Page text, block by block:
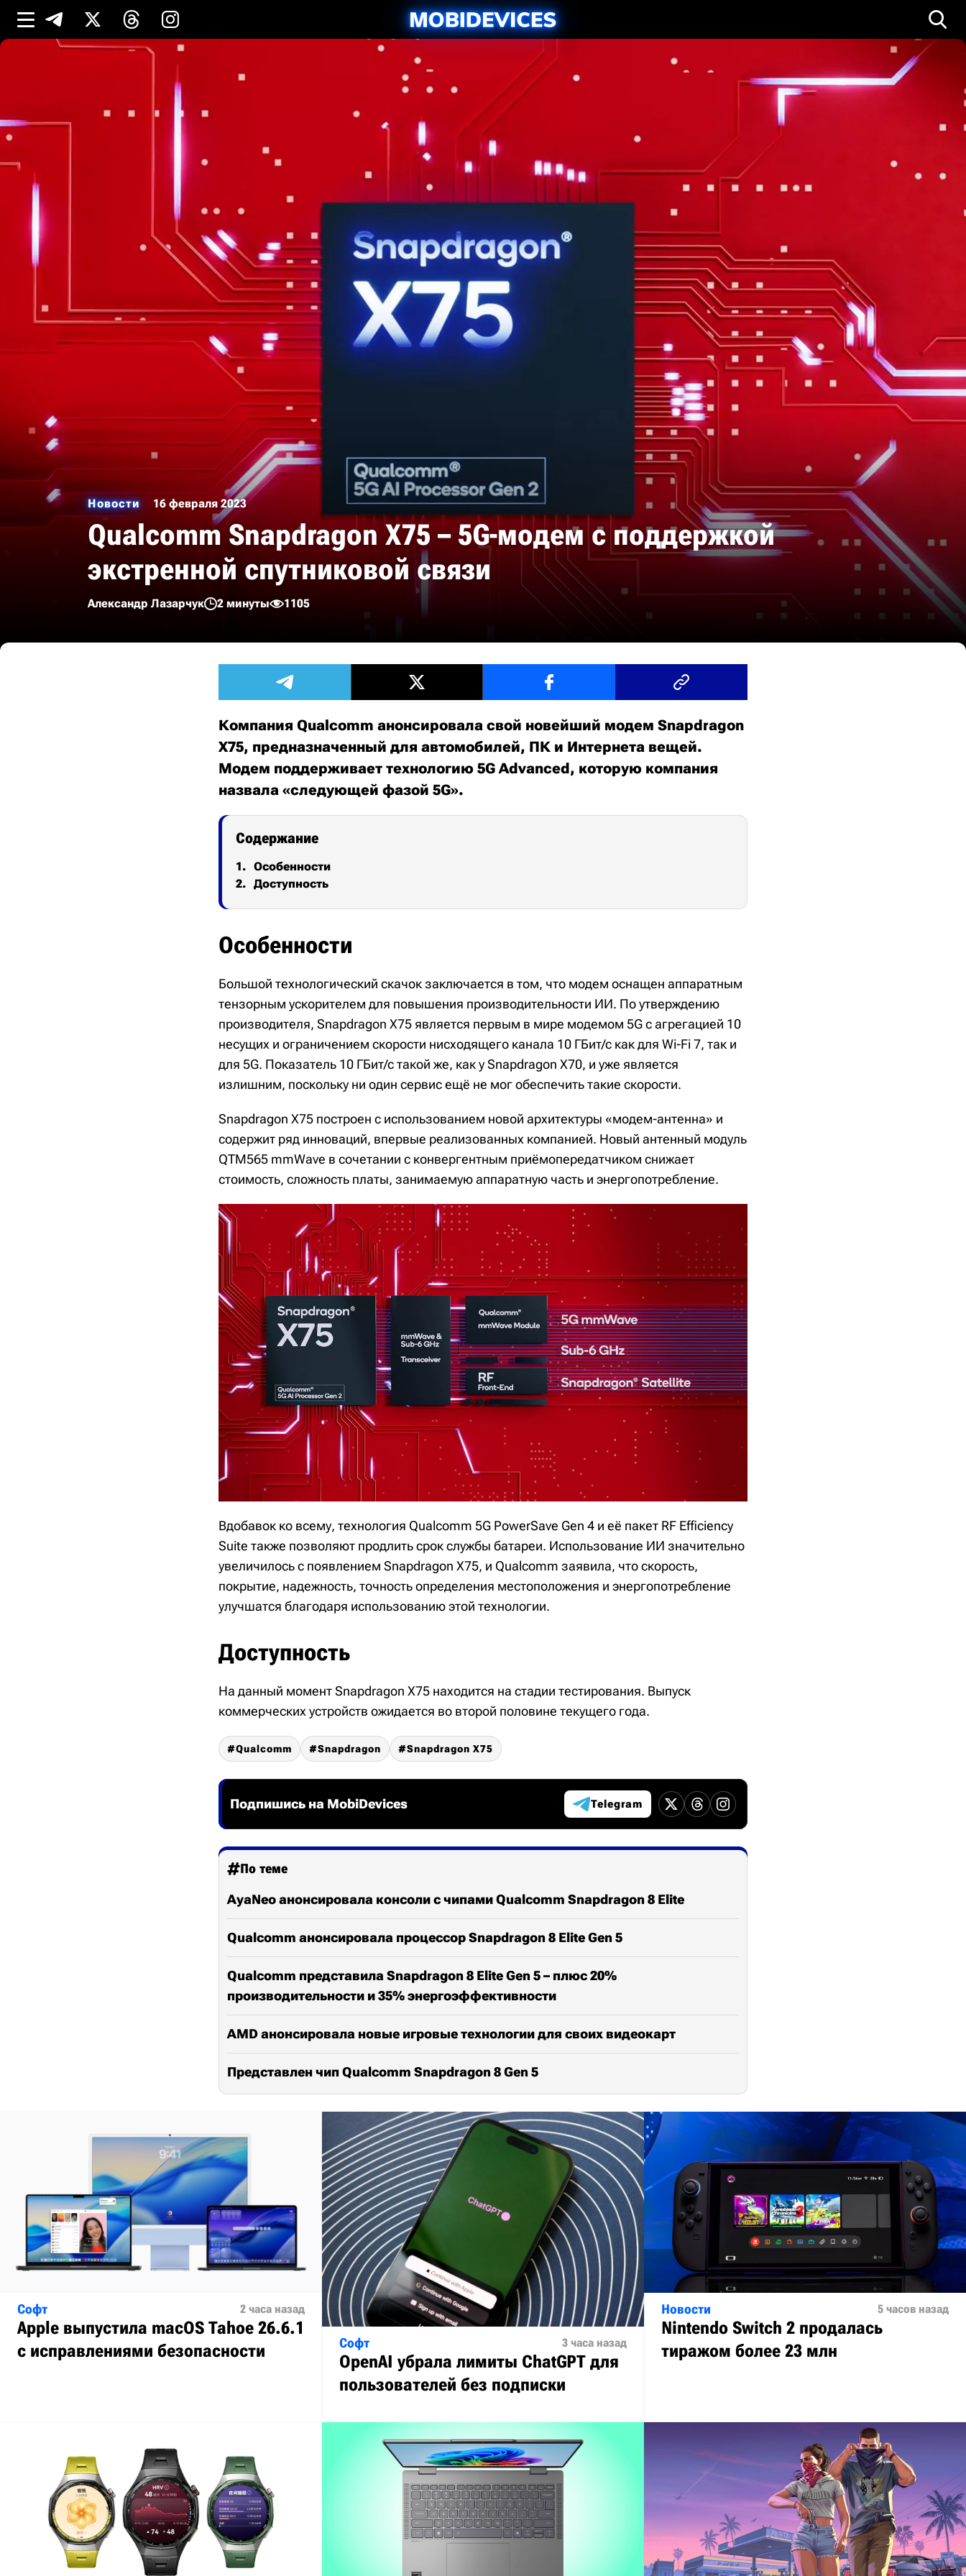
Новости 16 февраля 2023
Qualcomm Snapdragon X75 – 5G-модем с поддержкой
экстренной спутниковой связи
Александр Лазарчук 2 минуты 1105
Компания Qualcomm анонсировала свой новейший модем Snapdragon
X75, предназначенный для автомобилей, ПК и Интернета вещей.
Модем поддерживает технологию 5G Advanced, которую компания
назвала «следующей фазой 5G».
Содержание
Особенности
Доступность
Особенности
Большой технологический скачок заключается в том, что модем оснащен аппаратным
тензорным ускорителем для повышения производительности ИИ. По утверждению
производителя, Snapdragon X75 является первым в мире модемом 5G с агрегацией 10
несущих и ограничением скорости нисходящего канала 10 ГБит/с как для Wi-Fi 7, так и
для 5G. Показатель 10 ГБит/с такой же, как у Snapdragon X70, и уже является
излишним, поскольку ни один сервис ещё не мог обеспечить такие скорости.
Snapdragon X75 построен с использованием новой архитектуры «модем-антенна» и
содержит ряд инноваций, впервые реализованных компанией. Новый антенный модуль
QTM565 mmWave в сочетании с конвергентным приёмопередатчиком снижает
стоимость, сложность платы, занимаемую аппаратную часть и энергопотребление.
Вдобавок ко всему, технология Qualcomm 5G PowerSave Gen 4 и её пакет RF Efficiency
Suite также позволяют продлить срок службы батареи. Использование ИИ значительно
увеличилось с появлением Snapdragon X75, и Qualcomm заявила, что скорость,
покрытие, надежность, точность определения местоположения и энергопотребление
улучшатся благодаря использованию этой технологии.
Доступность
На данный момент Snapdragon X75 находится на стадии тестирования. Выпуск
коммерческих устройств ожидается во второй половине текущего года.
Qualcomm Snapdragon Snapdragon X75
Подпишись на MobiDevices Telegram
По теме
AyaNeo анонсировала консоли с чипами Qualcomm Snapdragon 8 Elite
Qualcomm анонсировала процессор Snapdragon 8 Elite Gen 5
Qualcomm представила Snapdragon 8 Elite Gen 5 – плюс 20%
производительности и 35% энергоэффективности
AMD анонсировала новые игровые технологии для своих видеокарт
Представлен чип Qualcomm Snapdragon 8 Gen 5
Софт 2 часа назад
Apple выпустила macOS Tahoe 26.6.1
с исправлениями безопасности
Софт 3 часа назад
OpenAI убрала лимиты ChatGPT для
пользователей без подписки
Новости 5 часов назад
Nintendo Switch 2 продалась
тиражом более 23 млн